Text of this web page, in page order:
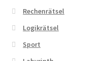
Rechenrätsel
Logikrätsel
Sport